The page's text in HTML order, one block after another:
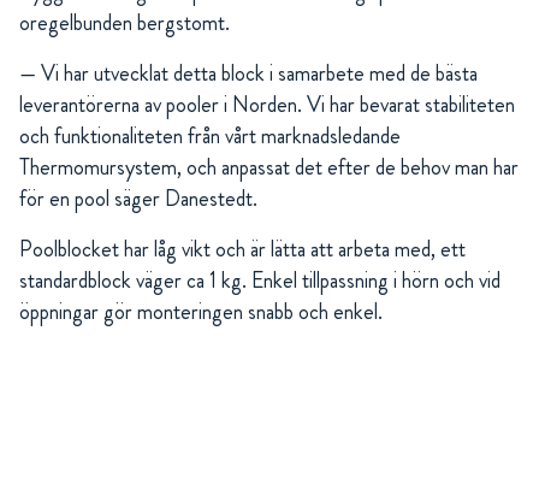
oregelbunden bergstomt.
— Vi har utvecklat detta block i samarbete med de bästa
leverantörerna av pooler i Norden. Vi har bevarat stabiliteten
och funktionaliteten från vårt marknadsledande
Thermomursystem, och anpassat det efter de behov man har
för en pool säger Danestedt.
Poolblocket har låg vikt och är lätta att arbeta med, ett
standardblock väger ca 1 kg. Enkel tillpassning i hörn och vid
öppningar gör monteringen snabb och enkel.